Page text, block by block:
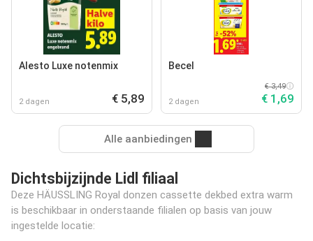
Alesto Luxe notenmix
2 dagen € 5,89
Becel
2 dagen
€ 3,49
€ 1,69
Alle aanbiedingen
Dichtsbijzijnde Lidl filiaal
Deze HÄUSSLING Royal donzen cassette dekbed extra warm
is beschikbaar in onderstaande filialen op basis van jouw
ingestelde locatie: